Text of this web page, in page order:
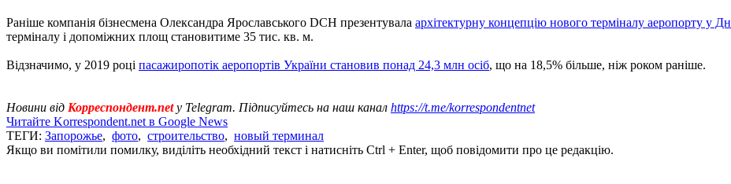
Раніше компанія бізнесмена Олександра Ярославського DCH презентувала архітектурну концепцію нового терміналу аеропорту у
терміналу і допоміжних площ становитиме 35 тис. кв. м.
Відзначимо, у 2019 році пасажиропотік аеропортів України становив понад 24,3 млн осіб, що на 18,5% більше, ніж роком раніше.
Новини від Корреспондент.netу Telegram. Підписуйтесь на наш канал https://t.me/korrespondentnet
Читайте Korrespondent.net в Google News
ТЕГИ: Запорожье, фото, строительство, новый терминал
Якщо ви помітили помилку, виділіть необхідний текст і натисніть Ctrl + Enter, щоб повідомити про це редакцію.